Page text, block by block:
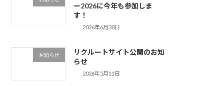
ー2026に今年も参加しま
す！
2026年6月30日
お知らせ
リクルートサイト公開のお知
らせ
2026年5月11日